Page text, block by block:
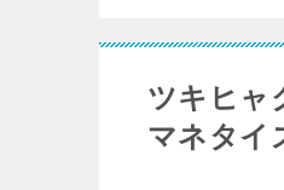
ツキヒャ
マネタイ